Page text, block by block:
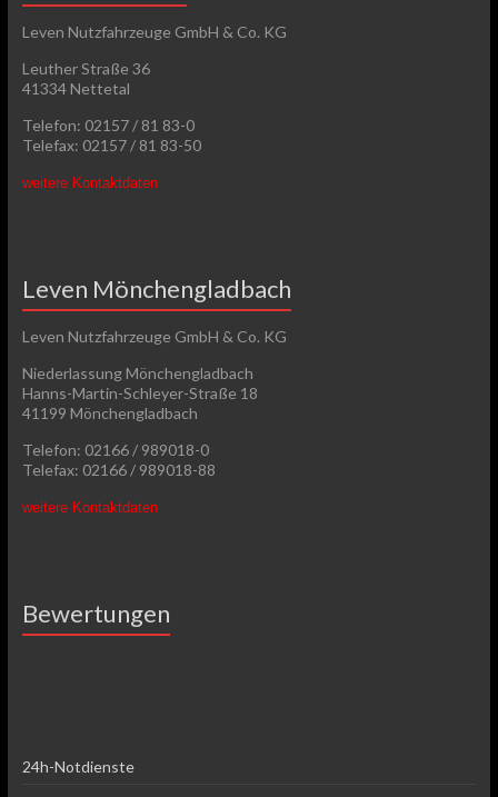
Leven Nutzfahrzeuge GmbH & Co. KG
Leuther Straße 36
41334 Nettetal
Telefon: 02157 / 81 83-0
Telefax: 02157 / 81 83-50
weitere Kontaktdaten
Leven Mönchengladbach
Leven Nutzfahrzeuge GmbH & Co. KG
Niederlassung Mönchengladbach
Hanns-Martin-Schleyer-Straße 18
41199 Mönchengladbach
Telefon: 02166 / 989018-0
Telefax: 02166 / 989018-88
weitere Kontaktdaten
Bewertungen
24h-Notdienste